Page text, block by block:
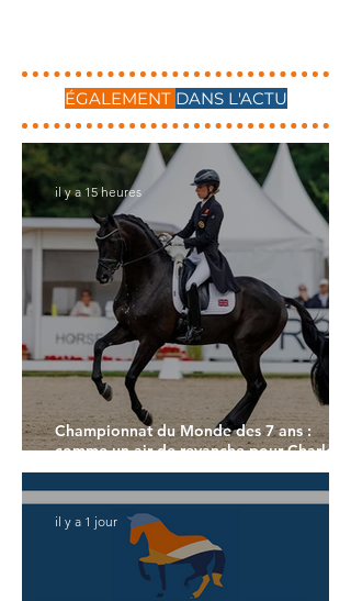
ÉGALEMENT DANS L'ACTU
Championnat du Monde des 7 ans :
comme un air de revanche pour Charlotte
Dujardin
il y a 15 heures
il y a 1 jour